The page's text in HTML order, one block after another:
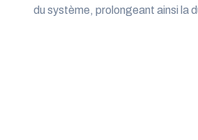
du système, prolongeant ainsi la